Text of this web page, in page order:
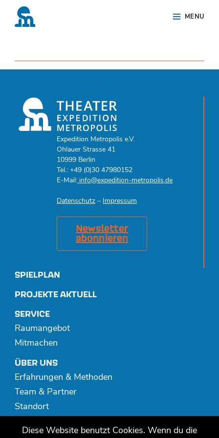
MENU
Overlay
Expedition Metropolis e.V.
Ohlauer Strasse 41
10999 Berlin
Tel.: +49 (0)30 47980152
E-Mail: info@expedition-metropolis.de
Datenschutz – Impressum
Newsletter
abonnieren
SPIELPLAN
PROJEKTE AKTUELL
SERVICE
Raumangebot
Mitmachen
ÜBER UNS
Erfahrungen & Methoden
Team & Partner
Standort
Diese Website benutzt Cookies. Wenn du die